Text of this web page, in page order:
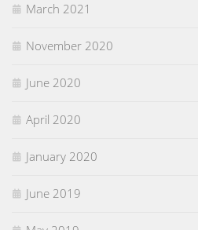
March 2021
November 2020
June 2020
April 2020
January 2020
June 2019